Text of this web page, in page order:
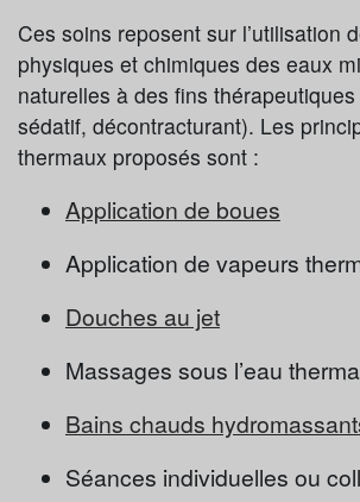
Ces soins reposent sur l’utilisation
physiques et chimiques des eaux
naturelles à des fins
sédatif, décontracturant). Les
thermaux proposés sont :
Application de boues
Application de vapeurs
Douches au jet
Massages sous l’eau
Bains chauds
Séances individuelles ou